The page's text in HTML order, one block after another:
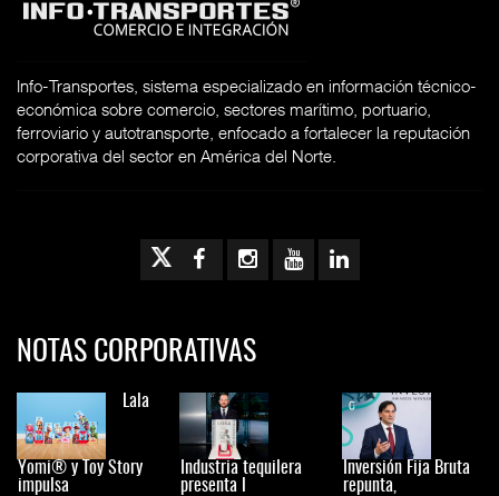
Info-Transportes, sistema especializado en información técnico-
económica sobre comercio, sectores marítimo, portuario,
ferroviario y autotransporte, enfocado a fortalecer la reputación
corporativa del sector en América del Norte.
NOTAS CORPORATIVAS
Lala
Yomi® y Toy Story
impulsa
Industria tequilera
presenta l
Inversión Fija Bruta
repunta,